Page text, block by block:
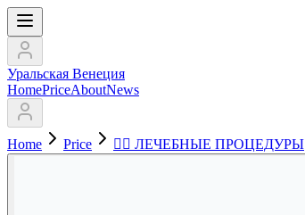
Уральская Венеция
HomePriceAboutNews
Home Price 💆‍♂️ ЛЕЧЕБНЫЕ ПРОЦЕДУРЫ